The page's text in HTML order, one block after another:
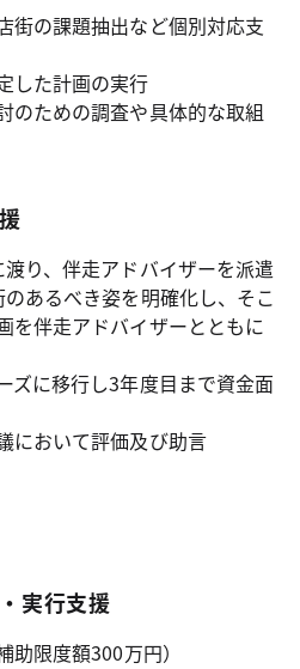
街の課題抽出など個別対応支
した計画の実行
のための調査や具体的な取組
り、伴走アドバイザーを派遣
あるべき姿を明確化し、そこ
を伴走アドバイザーとともに
ズに移行し3年度目まで資金面
において評価及び助言
実行支援
限度額300万円）